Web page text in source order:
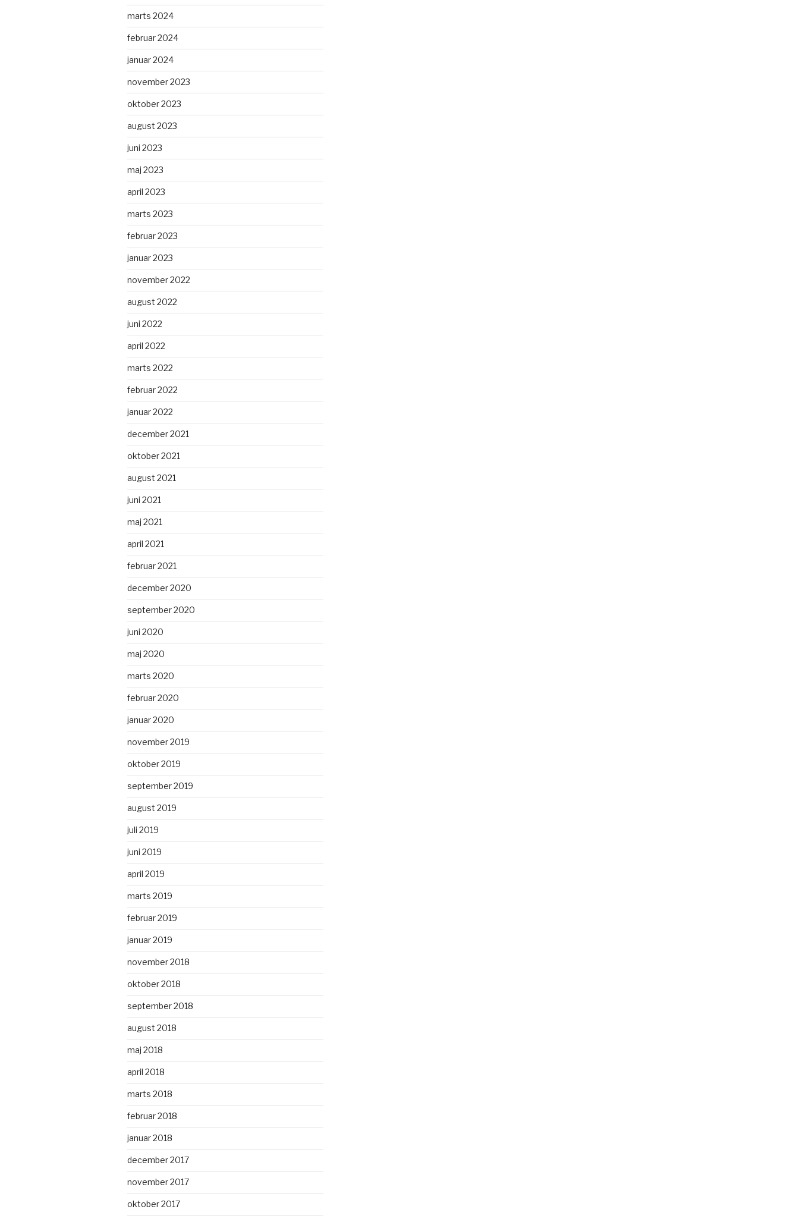
marts 2024
februar 2024
januar 2024
november 2023
oktober 2023
august 2023
juni 2023
maj 2023
april 2023
marts 2023
februar 2023
januar 2023
november 2022
august 2022
juni 2022
april 2022
marts 2022
februar 2022
januar 2022
december 2021
oktober 2021
august 2021
juni 2021
maj 2021
april 2021
februar 2021
december 2020
september 2020
juni 2020
maj 2020
marts 2020
februar 2020
januar 2020
november 2019
oktober 2019
september 2019
august 2019
juli 2019
juni 2019
april 2019
marts 2019
februar 2019
januar 2019
november 2018
oktober 2018
september 2018
august 2018
maj 2018
april 2018
marts 2018
februar 2018
januar 2018
december 2017
november 2017
oktober 2017